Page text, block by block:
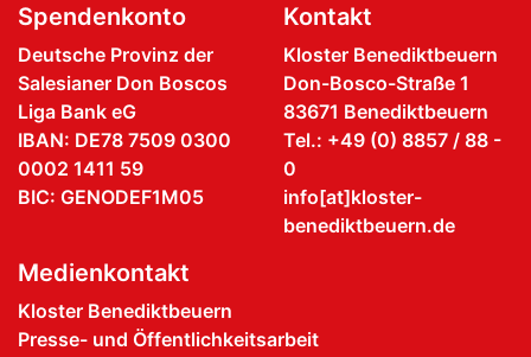
Spendenkonto
Deutsche Provinz der
Salesianer Don Boscos
Liga Bank eG
IBAN: DE78 7509 0300
0002 1411 59
BIC: GENODEF1M05
Kontakt
Kloster Benediktbeuern
Don-Bosco-Straße 1
83671 Benediktbeuern
Tel.: +49 (0) 8857 / 88 -
0
info[at]kloster-
benediktbeuern.de
Medienkontakt
Kloster Benediktbeuern
Presse- und Öffentlichkeitsarbeit